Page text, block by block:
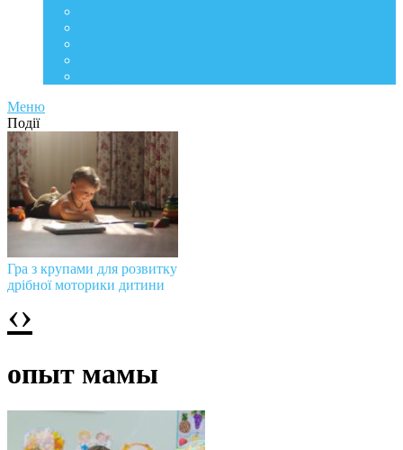
Меню
Події
Гра з крупами для розвитку
дрібної моторики дитини
Чому дітям корисно читати
‹›
опыт мамы